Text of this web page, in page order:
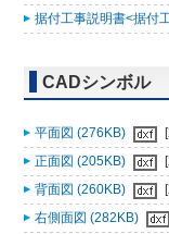
据付工事説明書<据付
CADシンボル
平面図 (276KB)
正面図 (205KB)
背面図 (260KB)
右側面図 (282KB)